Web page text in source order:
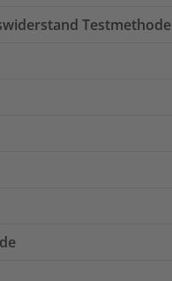
Testmethode